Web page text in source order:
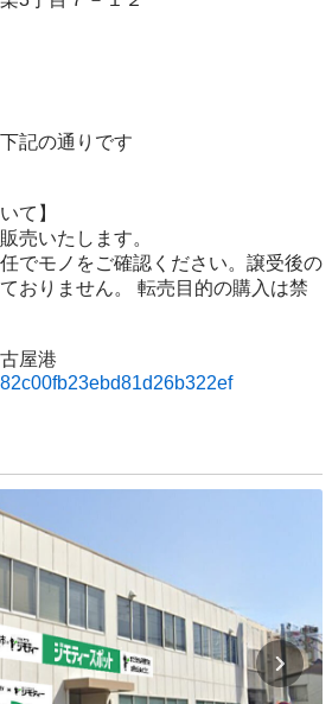
記の通りです
て】
売いたします。
でモノをご確認ください。譲受後の
おりません。 転売⽬的の購⼊は禁